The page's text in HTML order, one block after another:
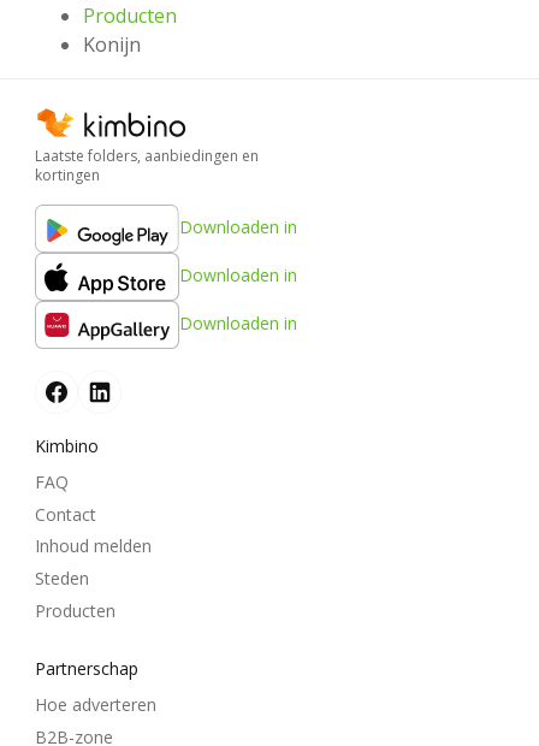
Producten
Konijn
Laatste folders, aanbiedingen en
kortingen
Downloaden in
Downloaden in
Downloaden in
Kimbino
FAQ
Contact
Inhoud melden
Steden
Producten
Partnerschap
Hoe adverteren
B2B-zone